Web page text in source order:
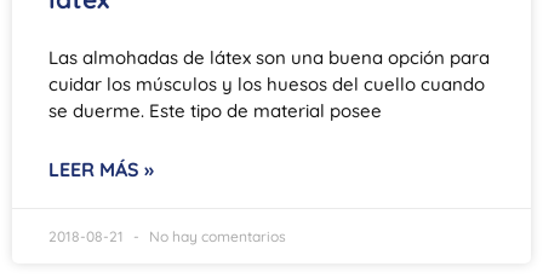
Las almohadas de látex son una buena opción para
cuidar los músculos y los huesos del cuello cuando
se duerme. Este tipo de material posee
LEER MÁS »
2018-08-21 No hay comentarios